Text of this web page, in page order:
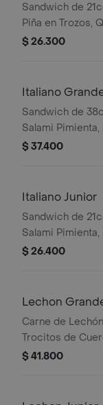
Sandwich de
Piña en Trozos,
Mayonesa).
$ 26.300
Italiano
Sandwich de
Salami
Queso
$ 37.400
Italiano Junior
Sandwich de
Salami
Queso
$ 26.400
Lechon
Carne de
Trocitos de
Mozzarella,
$ 41.800